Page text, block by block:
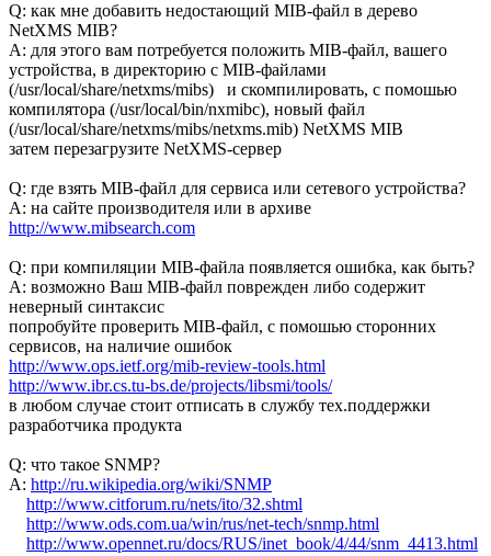
Q: как мне добавить недостающий MIB-файл в дерево
NetXMS MIB?
A: для этого вам потребуется положить MIB-файл, вашего
устройства, в директорию с MIB-файлами
(/usr/local/share/netxms/mibs) и скомпилировать, с помошью
компилятора (/usr/local/bin/nxmibc), новый файл
(/usr/local/share/netxms/mibs/netxms.mib) NetXMS MIB
затем перезагрузите NetXMS-сервер
Q: где взять MIB-файл для сервиса или сетевого устройства?
A: на сайте производителя или в архиве
http://www.mibsearch.com
Q: при компиляции MIB-файла появляется ошибка, как быть?
A: возможно Ваш MIB-файл поврежден либо содержит
неверный синтаксис
попробуйте проверить MIB-файл, с помошью сторонних
сервисов, на наличие ошибок
http://www.ops.ietf.org/mib-review-tools.html
http://www.ibr.cs.tu-bs.de/projects/libsmi/tools/
в любом случае стоит отписать в службу тех.поддержки
разработчика продукта
Q: что такое SNMP?
A: http://ru.wikipedia.org/wiki/SNMP
http://www.citforum.ru/nets/ito/32.shtml
http://www.ods.com.ua/win/rus/net-tech/snmp.html
http://www.opennet.ru/docs/RUS/inet_book/4/44/snm_4413.html